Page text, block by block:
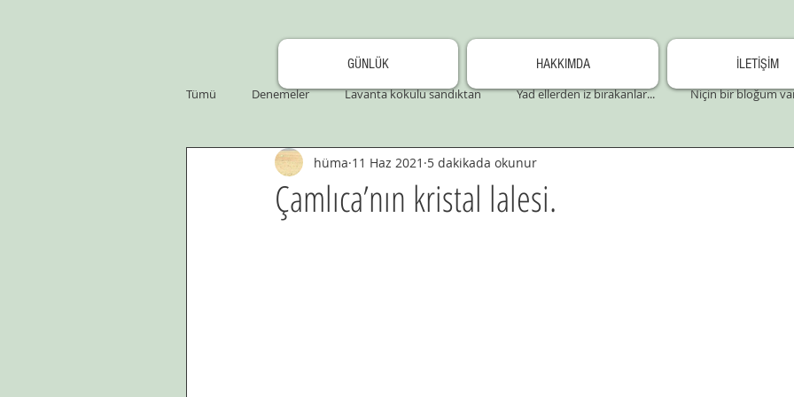
GÜNLÜK HAKKIMDA
İLETİŞİM
Tümü
Denemeler Lavanta kokulu sandıktan Yad ellerden iz bırakanlar... Niçin bir bloğum
Çamlıca’nın kristal lalesi.
hüma 11 Haz 2021 5 dakikada okunur